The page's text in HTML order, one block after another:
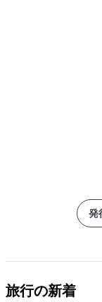
発
旅行の新着